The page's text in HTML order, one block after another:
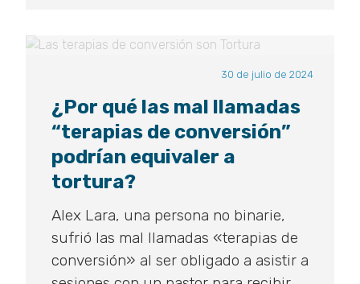
30 de julio de 2024
¿Por qué las mal llamadas
“terapias de conversión”
podrían equivaler a
tortura?
Alex Lara, una persona no binarie,
sufrió las mal llamadas «terapias de
conversión» al ser obligado a asistir a